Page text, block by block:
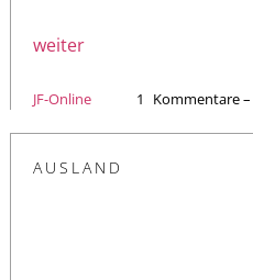
weiter
JF-Online 1 Kommentare –
AUSLAND